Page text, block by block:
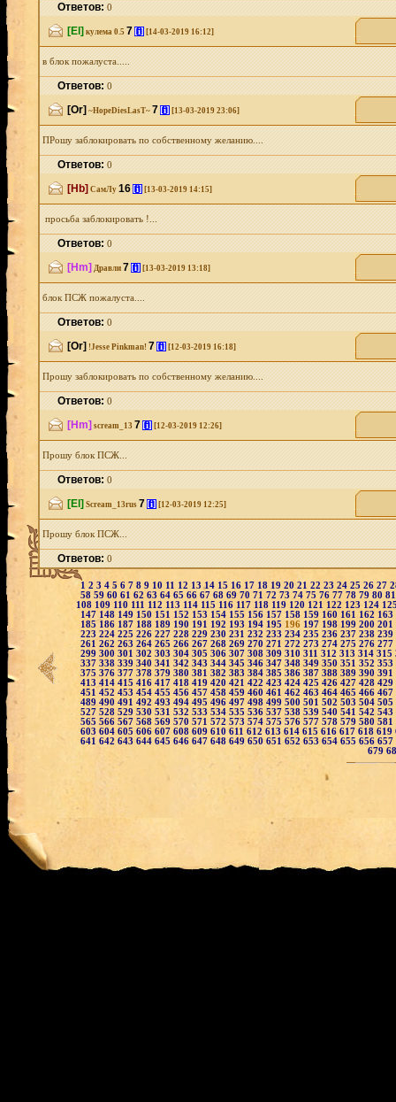
Ответов:0
[El] кулема 0.5 7 [i] [14-03-2019 16:12]
в блок пожалуста.....
Ответов:0
[Or] ~HopeDiesLasT~ 7 [i] [13-03-2019 23:06]
ПРошу заблокировать по собственному желанию....
Ответов:0
[Hb] СамЛу 16 [i] [13-03-2019 14:15]
просьба заблокировать !...
Ответов:0
[Hm] Дравли 7 [i] [13-03-2019 13:18]
блок ПСЖ пожалуста....
Ответов:0
[Or] !Jesse Pinkman! 7 [i] [12-03-2019 16:18]
Прошу заблокировать по собственному желанию....
Ответов:0
[Hm] scream_13 7 [i] [12-03-2019 12:26]
Прошу блок ПСЖ...
Ответов:0
[El] Scream_13rus 7 [i] [12-03-2019 12:25]
Прошу блок ПСЖ...
Ответов:0
1 2 3 4 5 6 7 8 9 10 11 12 1314 15 16 17 18 19 20 21 22 23 24 25 26 27
58 59 60 61 62 63 64 65 66 67 68 69 70 71 72 73 74 75 76 77 78 79 80
108 109 110 111 112 113 114 115 116 117 118 119 120 121 122 123 124
147 148 149 150 151 152 153 154 155 156 157 158 159 160 161 162 163
185 186 187 188 189 190 191 192 193 194 195 196 197 198 199 200 201
223 224 225 226 227 228 229 230 231 232 233 234 235 236 237 238 239
261 262 263 264 265 266 267 268 269 270 271 272 273 274 275 276 277
299 300 301 302 303 304 305 306 307 308 309 310 311 312 313 314 315
337 338 339 340 341 342 343 344 345 346 347 348 349 350 351 352 353
375 376 377 378 379 380 381 382 383 384 385 386 387 388 389 390 391
413 414 415 416 417 418 419 420 421 422 423 424 425 426 427 428 429
451 452 453 454 455 456 457 458 459 460 461 462 463 464 465 466 467
489 490 491 492 493 494 495 496 497 498 499 500 501 502 503 504 505
527 528 529 530 531 532 533 534 535 536 537 538 539 540 541 542 543
565 566 567 568 569 570 571 572 573 574 575 576 577 578 579 580 581
603 604 605 606 607 608 609 610 611 612 613 614 615 616 617 618 619
641 642 643 644 645 646 647 648 649 650 651 652 653 654 655 656 657
679